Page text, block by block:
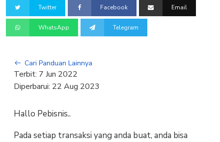
Twitter Facebook Email
WhatsApp Telegram
Cari Panduan Lainnya
Terbit: 7 Jun 2022
Diperbarui: 22 Aug 2023
Hallo Pebisnis..
Pada setiap transaksi yang anda buat, anda bisa